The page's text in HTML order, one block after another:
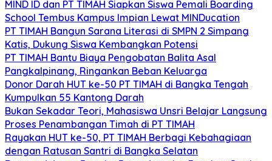
MIND ID dan PT TIMAH Siapkan Siswa Pemali Boarding
School Tembus Kampus Impian Lewat MINDucation
PT TIMAH Bangun Sarana Literasi di SMPN 2 Simpang
Katis, Dukung Siswa Kembangkan Potensi
PT TIMAH Bantu Biaya Pengobatan Balita Asal
Pangkalpinang, Ringankan Beban Keluarga
Donor Darah HUT ke-50 PT TIMAH di Bangka Tengah
Kumpulkan 55 Kantong Darah
Bukan Sekadar Teori, Mahasiswa Unsri Belajar Langsung
Proses Penambangan Timah di PT TIMAH
Rayakan HUT ke-50, PT TIMAH Berbagi Kebahagiaan
dengan Ratusan Santri di Bangka Selatan